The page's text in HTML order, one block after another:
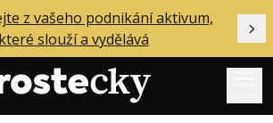
z vašeho podnikání aktivum,
které slouží a vydělává